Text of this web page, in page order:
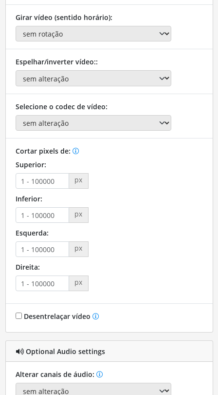
Girar vídeo (sentido horário):
Espelhar/inverter vídeo::
Selecione o codec de vídeo:
Cortar pixels de:
Superior:
px
Inferior:
px
Esquerda:
px
Direita:
px
Desentrelaçar vídeo
Optional Audio settings
Alterar canais de áudio: